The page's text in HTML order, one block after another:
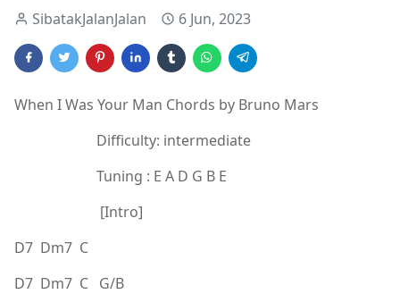
SibatakJalanJalan 6 Jun, 2023
When I Was Your Man Chords by Bruno Mars
Difficulty: intermediate
Tuning : E A D G B E
[Intro]
D7 Dm7 C
D7 Dm7 C G/B